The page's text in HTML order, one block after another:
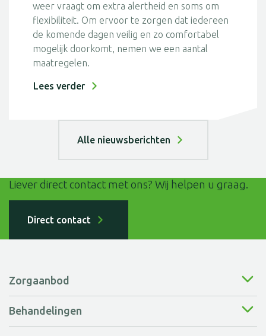
weer vraagt om extra alertheid en soms om
flexibiliteit. Om ervoor te zorgen dat iedereen
de komende dagen veilig en zo comfortabel
mogelijk doorkomt, nemen we een aantal
maatregelen.
Lees verder
Alle nieuwsberichten
Liever direct contact met ons? Wij helpen u graag.
Direct contact
Zorgaanbod
Wonen bij ons
Behandelingen